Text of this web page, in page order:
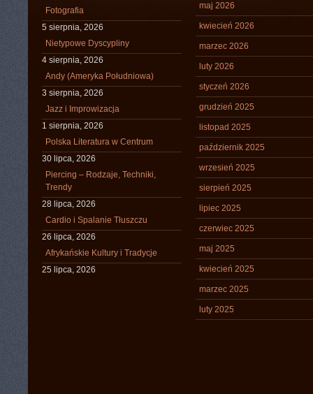
Fotografia
5 sierpnia, 2026
Nietypowe Dyscypliny
4 sierpnia, 2026
Andy (Ameryka Południowa)
3 sierpnia, 2026
Jazz i Improwizacja
1 sierpnia, 2026
Polska Literatura w Centrum
30 lipca, 2026
Piercing – Rodzaje, Techniki,
Trendy
28 lipca, 2026
Cardio i Spalanie Tłuszczu
26 lipca, 2026
Afrykańskie Kultury i Tradycje
25 lipca, 2026
maj 2026
kwiecień 2026
marzec 2026
luty 2026
styczeń 2026
grudzień 2025
listopad 2025
październik 2025
wrzesień 2025
sierpień 2025
lipiec 2025
czerwiec 2025
maj 2025
kwiecień 2025
marzec 2025
luty 2025